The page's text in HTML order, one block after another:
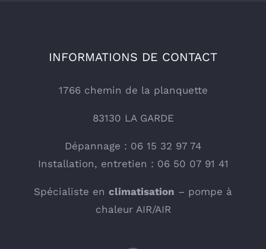
INFORMATIONS DE CONTACT
1766 chemin de la planquette
83130 LA GARDE
Dépannage : 06 15 32 97 74
Installation, entretien : 06 50 07 91 41
Spécialiste en climatisation – pompe à
chaleur AIR/AIR